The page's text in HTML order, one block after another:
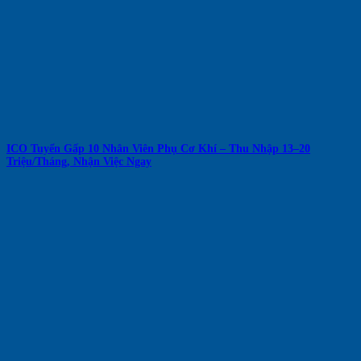
ICO Tuyển Gấp 10 Nhân Viên Phụ Cơ Khí – Thu Nhập 13–20
Triệu/Tháng, Nhận Việc Ngay